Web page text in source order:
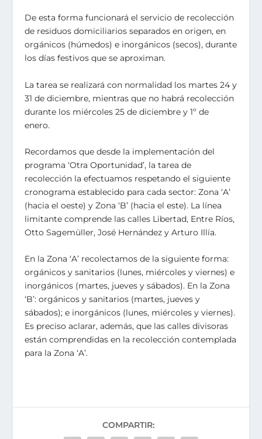
De esta forma funcionará el servicio de recolección
de residuos domiciliarios separados en origen, en
orgánicos (húmedos) e inorgánicos (secos), durante
los días festivos que se aproximan.
La tarea se realizará con normalidad los martes 24 y
31 de diciembre, mientras que no habrá recolección
durante los miércoles 25 de diciembre y 1º de
enero.
Recordamos que desde la implementación del
programa ‘Otra Oportunidad’, la tarea de
recolección la efectuamos respetando el siguiente
cronograma establecido para cada sector: Zona ‘A’
(hacia el oeste) y Zona ‘B’ (hacia el este). La línea
limitante comprende las calles Libertad, Entre Ríos,
Otto Sagemüller, José Hernández y Arturo Illía.
En la Zona ‘A’ recolectamos de la siguiente forma:
orgánicos y sanitarios (lunes, miércoles y viernes) e
inorgánicos (martes, jueves y sábados). En la Zona
‘B’: orgánicos y sanitarios (martes, jueves y
sábados); e inorgánicos (lunes, miércoles y viernes).
Es preciso aclarar, además, que las calles divisoras
están comprendidas en la recolección contemplada
para la Zona ‘A’.
COMPARTIR: